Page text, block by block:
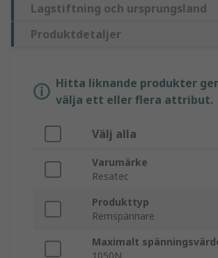
Lagstiftning och ursprungsland
Produktdetaljer
Hitta liknande produkter
välja ett eller flera attribut.
Välj alla
Varumärke
Resatec
Produkttyp
Remspännare
Maximalt